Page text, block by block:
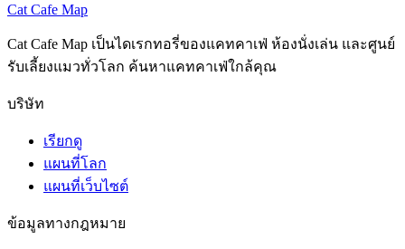
Cat Cafe Map
Cat Cafe Map เป็นไดเรกทอรี่ของแคทคาเฟ่ ห้องนั่งเล่น และศูนย์
รับเลี้ยงแมวทั่วโลก ค้นหาแคทคาเฟ่ใกล้คุณ
บริษัท
เรียกดู
แผนที่โลก
แผนที่เว็บไซต์
ข้อมูลทางกฎหมาย